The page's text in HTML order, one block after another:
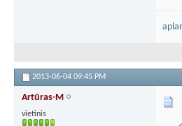
2013-06-04 09:45 PM
Artūras-M
vietinis